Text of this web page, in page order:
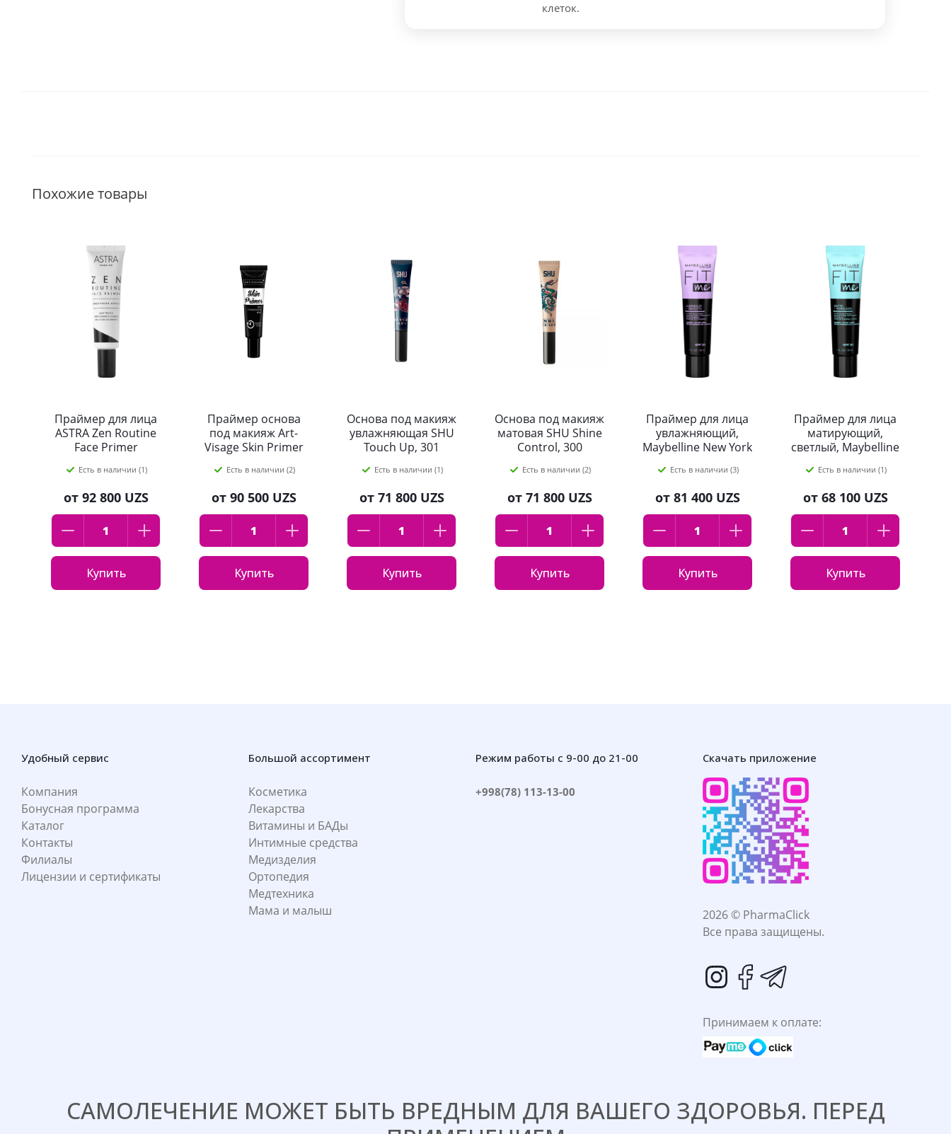
клеток.
Похожие товары
Праймер для лица
ASTRA Zen Routine
Face Primer
Есть в наличии (1)
от 92 800 UZS
Купить
Праймер основа
под макияж Art-
Visage Skin Primer
25 мл
Есть в наличии (2)
от 90 500 UZS
Купить
Основа под макияж
увлажняющая SHU
Touch Up, 301
Есть в наличии (1)
от 71 800 UZS
Купить
Основа под макияж
матовая SHU Shine
Control, 300
Есть в наличии (2)
от 71 800 UZS
Купить
Праймер для лица
увлажняющий,
Maybelline New York
30мл
Есть в наличии (3)
от 81 400 UZS
Купить
Праймер для лица
матирующий,
светлый, Maybelline
spf 20, 30мл
Есть в наличии (1)
от 68 100 UZS
Купить
Удобный сервис
Компания
Бонусная программа
Каталог
Контакты
Филиалы
Лицензии и сертификаты
Большой ассортимент
Косметика
Лекарства
Витамины и БАДы
Интимные средства
Медизделия
Ортопедия
Медтехника
Мама и малыш
Режим работы с 9-00 до 21-00
+998(78) 113-13-00
Скачать приложение
2026 © PharmaClick
Все права защищены.
Принимаем к оплате:
САМОЛЕЧЕНИЕ МОЖЕТ БЫТЬ ВРЕДНЫМ ДЛЯ ВАШЕГО ЗДОРОВЬЯ. ПЕРЕД